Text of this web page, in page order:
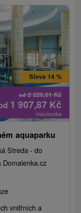
od2 226,01Kč
Sleva 14 %
1 907,87 Kč
/noc/osoba
aquaparku
Streda - do
Domalenka.cz
vnitřních a